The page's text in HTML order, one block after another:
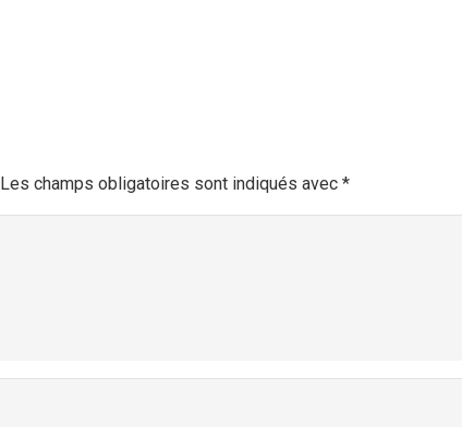
Les champs obligatoires sont indiqués avec *